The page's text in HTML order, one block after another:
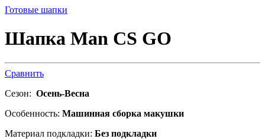
Готовые шапки
Шапка Man CS GO
Сравнить
Сезон: Осень-Весна
Особенность: Машинная сборка макушки
Материал подкладки: Без подкладки